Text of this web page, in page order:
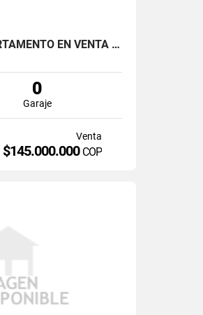
SANTA RITA 1 - APARTAMENTO EN VENTA EN A S D, SOACHA
0
Garaje
Venta
$145.000.000 COP